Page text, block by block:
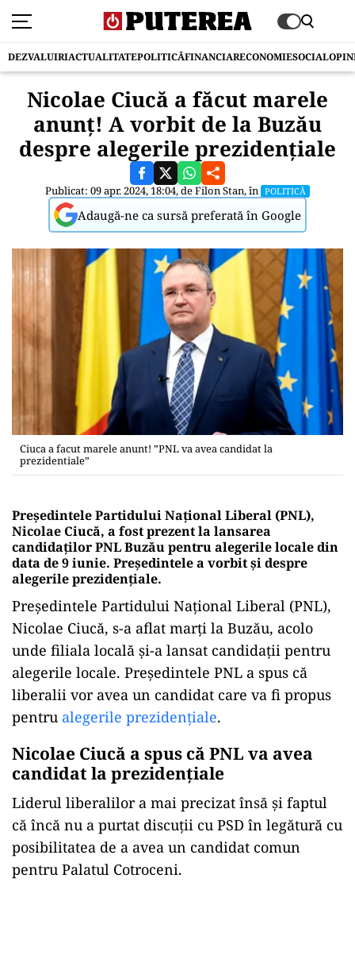
DEZVALUIRIACTUALITATEPOLITICĂFINANCIARECONOMIESOCIAL
Nicolae Ciucă a făcut marele
anunț! A vorbit de la Buzău
despre alegerile prezidențiale
Publicat: 09 apr. 2024, 18:04, deFilon Stan, în POLITICĂ
Adaugă-ne ca sursă preferată în Google
Ciuca a facut marele anunt! ”PNL va avea candidat la
prezidentiale”
Preşedintele Partidului Naţional Liberal (PNL),
Nicolae Ciucă, a fost prezent la lansarea
candidaților PNL Buzău pentru alegerile locale din
data de 9 iunie. Președintele a vorbit și despre
alegerile prezidențiale.
Preşedintele Partidului Naţional Liberal (PNL),
Nicolae Ciucă, s-a aflat marţi la Buzău, acolo
unde filiala locală și-a lansat candidații pentru
alegerile locale. Președintele PNL a spus că
liberalii vor avea un candidat care va fi propus
pentru alegerile prezidenţiale.
Nicolae Ciucă a spus că PNL va avea
candidat la prezidenţiale
Liderul liberalilor a mai precizat însă și faptul
că încă nu a purtat discuţii cu PSD în legătură cu
posibilitatea de a avea un candidat comun
pentru Palatul Cotroceni.